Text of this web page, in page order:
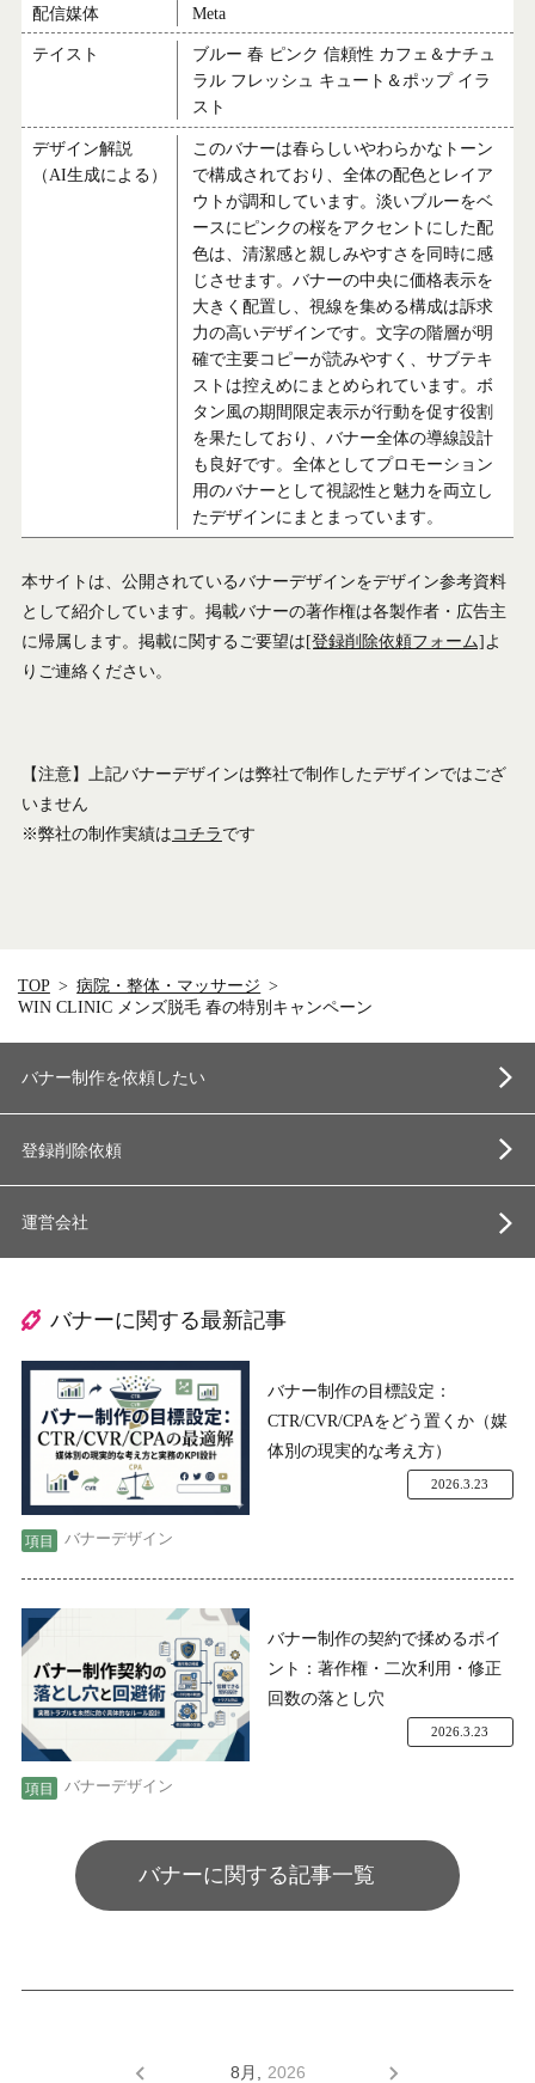
配信媒体 Meta
テイスト
ブルー 春 ピンク 信頼性 カフェ＆ナチュ
ラル フレッシュ キュート＆ポップ イラ
スト
デザイン解説
（AI生成による）
このバナーは春らしいやわらかなトーン
で構成されており、全体の配色とレイア
ウトが調和しています。淡いブルーをベ
ースにピンクの桜をアクセントにした配
色は、清潔感と親しみやすさを同時に感
じさせます。バナーの中央に価格表示を
大きく配置し、視線を集める構成は訴求
力の高いデザインです。文字の階層が明
確で主要コピーが読みやすく、サブテキ
ストは控えめにまとめられています。ボ
タン風の期間限定表示が行動を促す役割
を果たしており、バナー全体の導線設計
も良好です。全体としてプロモーション
用のバナーとして視認性と魅力を両立し
たデザインにまとまっています。
本サイトは、公開されているバナーデザインをデザイン参考資料
として紹介しています。掲載バナーの著作権は各製作者・広告主
に帰属します。掲載に関するご要望は[登録削除依頼フォーム]よ
りご連絡ください。
【注意】上記バナーデザインは弊社で制作したデザインではござ
いません
※弊社の制作実績はコチラです
TOP
病院・整体・マッサージ
WIN CLINIC メンズ脱毛 春の特別キャンペーン
バナー制作を依頼したい
登録削除依頼
運営会社
バナーに関する最新記事
バナー制作の目標設定：
CTR/CVR/CPAをどう置くか（媒
体別の現実的な考え方）
バナーデザイン
2026.3.23
バナー制作の契約で揉めるポイ
ント：著作権・二次利用・修正
回数の落とし穴
バナーデザイン
2026.3.23
バナーに関する記事一覧
8月, 2026